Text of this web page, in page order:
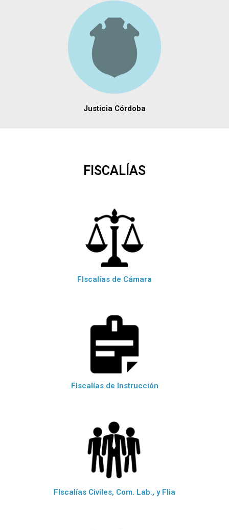
Justicia Córdoba
FISCALÍAS
FIscalías de Cámara
FIscalías de Instrucción
FIscalías Civiles, Com. Lab., y Flia